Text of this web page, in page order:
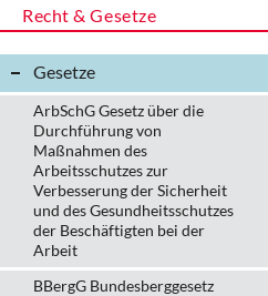
Recht & Gesetze
Gesetze
ArbSchG Gesetz über die
Durchführung von
Maßnahmen des
Arbeitsschutzes zur
Verbesserung der Sicherheit
und des Gesundheitsschutzes
der Beschäftigten bei der
Arbeit
BBergG Bundesberggesetz